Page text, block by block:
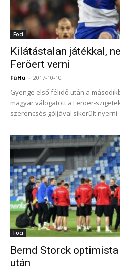
Foci
Kilátástalan játékkal,
Feröert verni
FüHü - 2017-10-10
Gyenge első félidő után a
magyar válogatott a Feröer-
szerencsés góljával sikerült nyerni.
Foci
Bernd Storck
után